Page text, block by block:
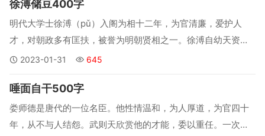
天，顾恺之跟着桓温去江陵视察，当地官员来拜见桓温，带来
了当地的特产甘蔗。...
徐溥储豆400字
明代大学士徐溥（pǔ）入阁为相十二年，为官清廉，爱护人
才，对朝政多有匡扶，被誉为明朝贤相之一。徐溥自幼天资聪
明，一心向学。在私塾读书时，徐溥还效仿古人，用“储豆”的
2023-01-31 645
唾面自干500字
娄师德是唐代的一位名臣。他性情温和，为人厚道，为官四十
年，从不与人结怨。武则天欣赏他的才能，委以重任。一次，